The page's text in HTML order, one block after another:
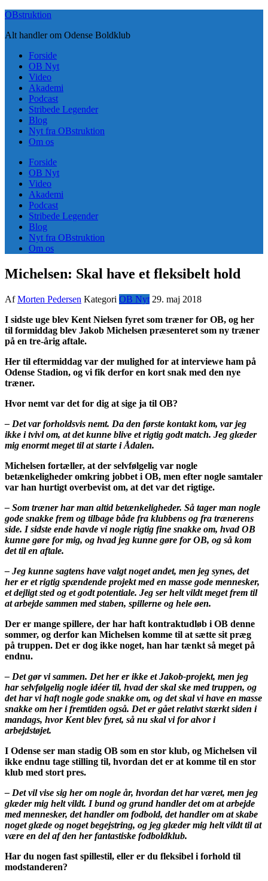
Skip
content
OBstruktion
Alt handler om Odense Boldklub
Forside
OB Nyt
Video
Akademi
Podcast
Stribede Legender
Blog
Nyt fra OBstruktion
Om os
Forside
OB Nyt
Video
Akademi
Podcast
Stribede Legender
Blog
Nyt fra OBstruktion
Om os
Michelsen: Skal have et fleksibelt hold
AfMorten Pedersen Kategori OB Nyt 29. maj 2018
I sidste uge blev Kent Nielsen fyret som træner for OB, og her
til formiddag blev Jakob Michelsen præsenteret som ny træner
på en tre-årig aftale.
Her til eftermiddag var der mulighed for at interviewe ham på
Odense Stadion, og vi fik derfor en kort snak med den nye
træner.
Hvor nemt var det for dig at sige ja til OB?
– Det var forholdsvis nemt. Da den første kontakt kom, var jeg
ikke i tvivl om, at det kunne blive et rigtig godt match. Jeg glæder
mig enormt meget til at starte i Ådalen.
Michelsen fortæller, at der selvfølgelig var nogle
betænkeligheder omkring jobbet i OB, men efter nogle samtaler
var han hurtigt overbevist om, at det var det rigtige.
– Som træner har man altid betænkeligheder. Så tager man nogle
gode snakke frem og tilbage både fra klubbens og fra trænerens
side. I sidste ende havde vi nogle rigtig fine snakke om, hvad OB
kunne gøre for mig, og hvad jeg kunne gøre for OB, og så kom
det til en aftale.
– Jeg kunne sagtens have valgt noget andet, men jeg synes, det
her er et rigtig spændende projekt med en masse gode mennesker,
et dejligt sted og et godt potentiale. Jeg ser helt vildt meget frem til
at arbejde sammen med staben, spillerne og hele øen.
Der er mange spillere, der har haft kontraktudløb i OB denne
sommer, og derfor kan Michelsen komme til at sætte sit præg
på truppen. Det er dog ikke noget, han har tænkt så meget på
endnu.
– Det gør vi sammen. Det her er ikke et Jakob-projekt, men jeg
har selvfølgelig nogle idéer til, hvad der skal ske med truppen, og
det har vi haft nogle gode snakke om, og det skal vi have en masse
snakke om her i fremtiden også. Det er gået relativt stærkt siden i
mandags, hvor Kent blev fyret, så nu skal vi for alvor i
arbejdstøjet.
I Odense ser man stadig OB som en stor klub, og Michelsen vil
ikke endnu tage stilling til, hvordan det er at komme til en stor
klub med stort pres.
– Det vil vise sig her om nogle år, hvordan det har været, men jeg
glæder mig helt vildt. I bund og grund handler det om at arbejde
med mennesker, det handler om fodbold, det handler om at skabe
noget glæde og noget begejstring, og jeg glæder mig helt vildt til at
være en del af den her fantastiske fodboldklub.
Har du nogen fast spillestil, eller er du fleksibel i forhold til
modstanderen?